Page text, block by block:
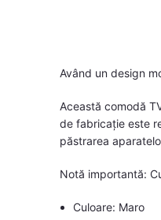
Având un design
Această comodă
de fabricație este
păstrarea
Notă importantă:
Culoare: Maro